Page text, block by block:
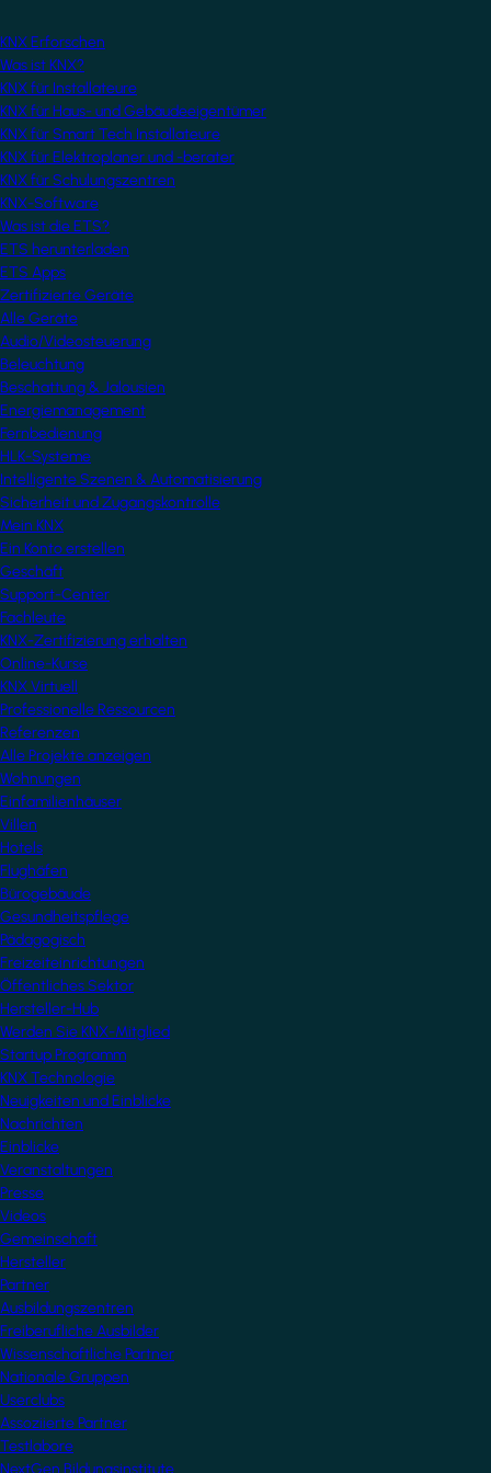
KNX Erforschen
Was ist KNX?
KNX für Installateure
KNX für Haus- und Gebäudeeigentümer
KNX für Smart Tech Installateure
KNX für Elektroplaner und -berater
KNX für Schulungszentren
KNX-Software
Was ist die ETS?
ETS herunterladen
ETS Apps
Zertifizierte Geräte
Alle Geräte
Audio/Videosteuerung
Beleuchtung
Beschattung & Jalousien
Energiemanagement
Fernbedienung
HLK-Systeme
Intelligente Szenen & Automatisierung
Sicherheit und Zugangskontrolle
Mein KNX
Ein Konto erstellen
Geschäft
Support-Center
Fachleute
KNX-Zertifizierung erhalten
Online-Kurse
KNX Virtuell
Professionelle Ressourcen
Referenzen
Alle Projekte anzeigen
Wohnungen
Einfamilienhäuser
Villen
Hotels
Flughäfen
Bürogebäude
Gesundheitspflege
Pädagogisch
Freizeiteinrichtungen
Öffentliches Sektor
Hersteller-Hub
Werden Sie KNX-Mitglied
Startup Programm
KNX Technologie
Neuigkeiten und Einblicke
Nachrichten
Einblicke
Veranstaltungen
Presse
Videos
Gemeinschaft
Hersteller
Partner
Ausbildungszentren
Freiberufliche Ausbilder
Wissenschaftliche Partner
Nationale Gruppen
Userclubs
Assoziierte Partner
Testlabore
NextGen Bildungsinstitute